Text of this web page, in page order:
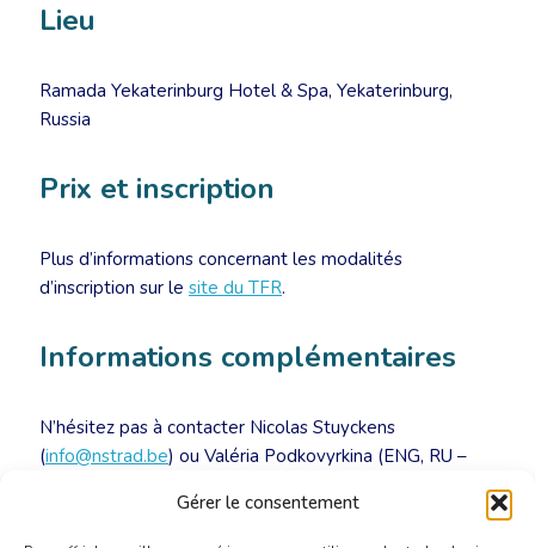
Gérer le consentement
Lieu
Ramada Yekaterinburg Hotel & Spa, Yekaterinburg,
Russia
Prix et inscription
Plus d’informations concernant les modalités
d’inscription sur le site du TFR.
Informations complémentaires
N’hésitez pas à contacter Nicolas Stuyckens
(info@nstrad.be) ou Valéria Podkovyrkina (ENG, RU –
demandes d’invitations pour le visa russe.